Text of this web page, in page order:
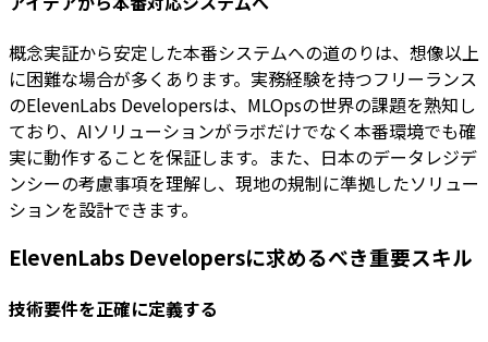
概念実証から安定した本番システムへの道のりは、想像以上
に困難な場合が多くあります。実務経験を持つフリーランス
のElevenLabs Developersは、MLOpsの世界の課題を熟知し
ており、AIソリューションがラボだけでなく本番環境でも確
実に動作することを保証します。また、日本のデータレジデ
ンシーの考慮事項を理解し、現地の規制に準拠したソリュー
ションを設計できます。
ElevenLabs Developersに求めるべき重要スキル
技術要件を正確に定義する